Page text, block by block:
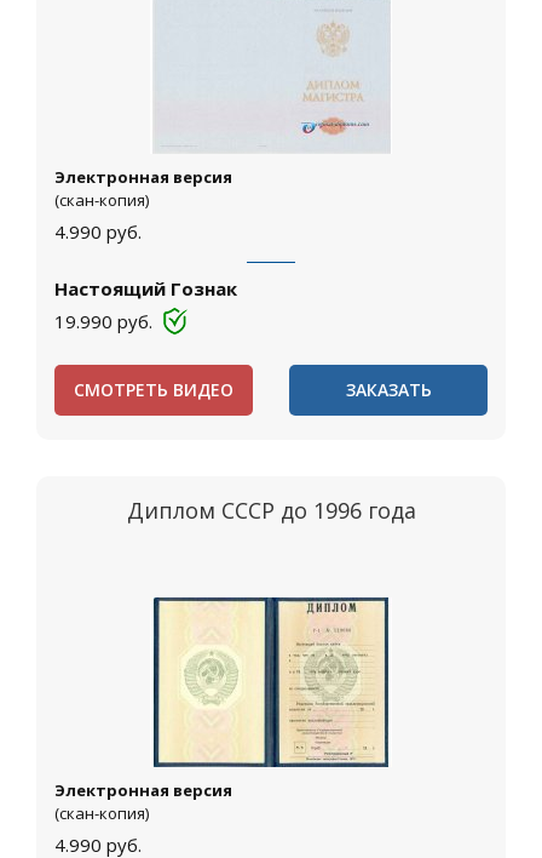
Электронная версия
(скан-копия)
4.990 руб.
Настоящий Гознак
19.990 руб.
СМОТРЕТЬ ВИДЕО ЗАКАЗАТЬ
Диплом СССР до 1996 года
Электронная версия
(скан-копия)
4.990 руб.